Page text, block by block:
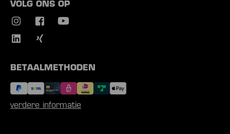
VOLG ONS OP
BETAALMETHODEN
verdere informatie